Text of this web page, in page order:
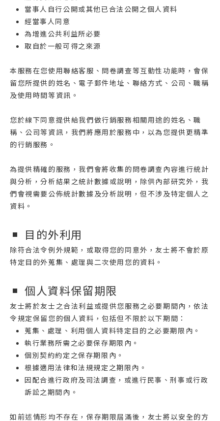
當事人自行公開或其他已合法公開之個人資料
經當事人同意
為增進公共利益所必要
取自於一般可得之來源
本服務在您使用聯絡客服、問卷調查等互動性功能時，會保
留您所提供的姓名、電子郵件地址、聯絡方式、公司、職稱
及使用時間等資訊。
您於線下同意提供給我們做行銷服務相關用途的姓名、職
稱、公司等資訊，我們將應用於服務中，以為您提供更精準
的行銷服務。
為提供精確的服務，我們會將收集的問卷調查內容進行統計
與分析，分析結果之統計數據或說明，除供內部研究外，我
們會視需要公佈統計數據及分析說明，但不涉及特定個人之
資料。
目的外利用
除符合法令例外規範，或取得您的同意外，友士將不會於原
特定目的外蒐集、處理與二次使用您的資料。
個人資料保留期限
友士將於友士之合法利益或提供您服務之必要期間內，依法
令規定保留您的個人資料，包括但不限於以下期間：
蒐集、處理、利用個人資料特定目的之必要期限內。
執行業務所需之必要保存期限內。
個別契約約定之保存期限內。
根據適用法律和法規規定之期限內。
因配合進行政府及司法調查，或進行民事、刑事或行政
訴訟之期間內。
如前述情形均不存在，保存期限屆滿後，友士將以安全的方